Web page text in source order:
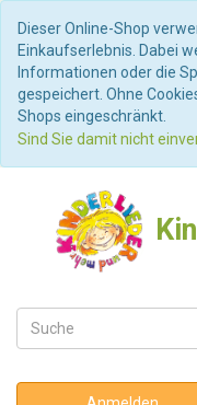
Dieser Online-Shop
Einkaufserlebnis. Dabei
Informationen oder die
gespeichert. Ohne
Shops eingeschränkt.
Sind Sie damit nicht